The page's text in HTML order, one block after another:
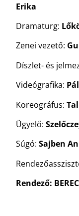
Erika
Dramaturg:
Zenei vezető:
Díszlet- és
Videógrafika:
Koreográfus:
Ügyelő:
Súgó:Sajben
Rendező: